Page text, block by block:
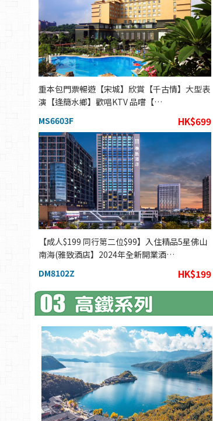
重本包門票暢遊【宋城】欣賞【千古情】大型表
演【逢簡水鄉】歡唱KTV 品嚐【…
MS6603F
HK$699
【成人$199 同行第二位$99】入住精品5星佛山
南海(雅致酒店】2024年全新開業酒…
DM8102Z
HK$199